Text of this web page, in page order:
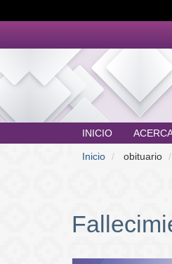
al
principal
MAIN
MENU
INICIO
Inicio obituario